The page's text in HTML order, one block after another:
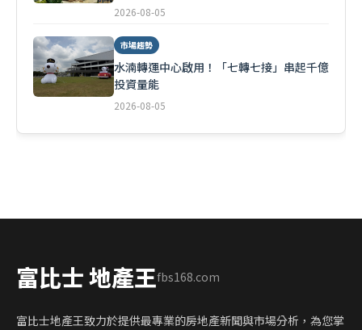
2026-08-05
市場趨勢
水湳轉運中心啟用！「七轉七接」串起千億
投資量能
2026-08-05
富比士 地產王fbs168.com
富比士地產王致力於提供最專業的房地產新聞與市場分析，為您掌